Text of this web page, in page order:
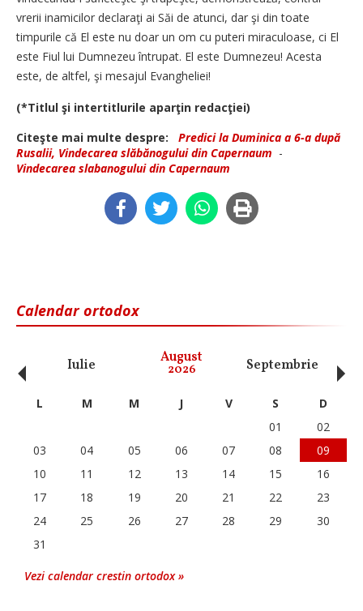
vrerii inamicilor declaraţi ai Săi de atunci, dar şi din toate
timpurile că El este nu doar un om cu puteri miraculoase, ci El
este Fiul lui Dumnezeu întrupat. El este Dumnezeu! Acesta
este, de altfel, şi mesajul Evangheliei!
(*Titlul şi intertitlurile aparţin redacţiei)
Citeşte mai multe despre:
Predici la Duminica a 6-a după
Rusalii, Vindecarea slăbănogului din Capernaum -
Vindecarea slabanogului din Capernaum
Calendar ortodox
Iulie August
2026 Septembrie
‹ L M M J V S
D
01
02
03
04 05 06 07 08
09
10
11 12 13 14 15
16
17
18 19 20 21 22
23
24
25 26 27 28 29
30
31
Vezi calendar crestin ortodox »